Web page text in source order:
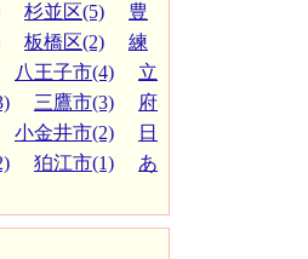
杉並区(5)
豊
板橋区(2)
練
八王子市(4)
立
三鷹市(3)
府
小金井市(2)
日
狛江市(1)
あ